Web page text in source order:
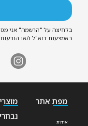
בלחיצה על "הרשמה" אני
באמצעות דוא"ל ו/או הודעות SMS ומסכים לתנאי השימוש
מפת אתר
אודות